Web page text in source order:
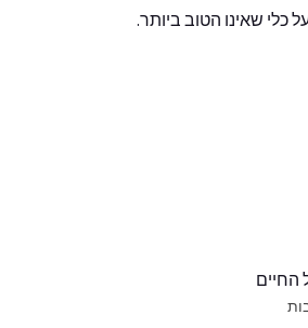
כלי שאינו הטוב ביותר.
החיים